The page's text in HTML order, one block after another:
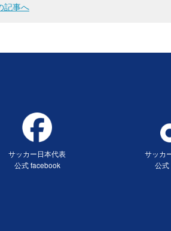
記事へ
サッカー日本代表
公式 facebook
サッカ
公式